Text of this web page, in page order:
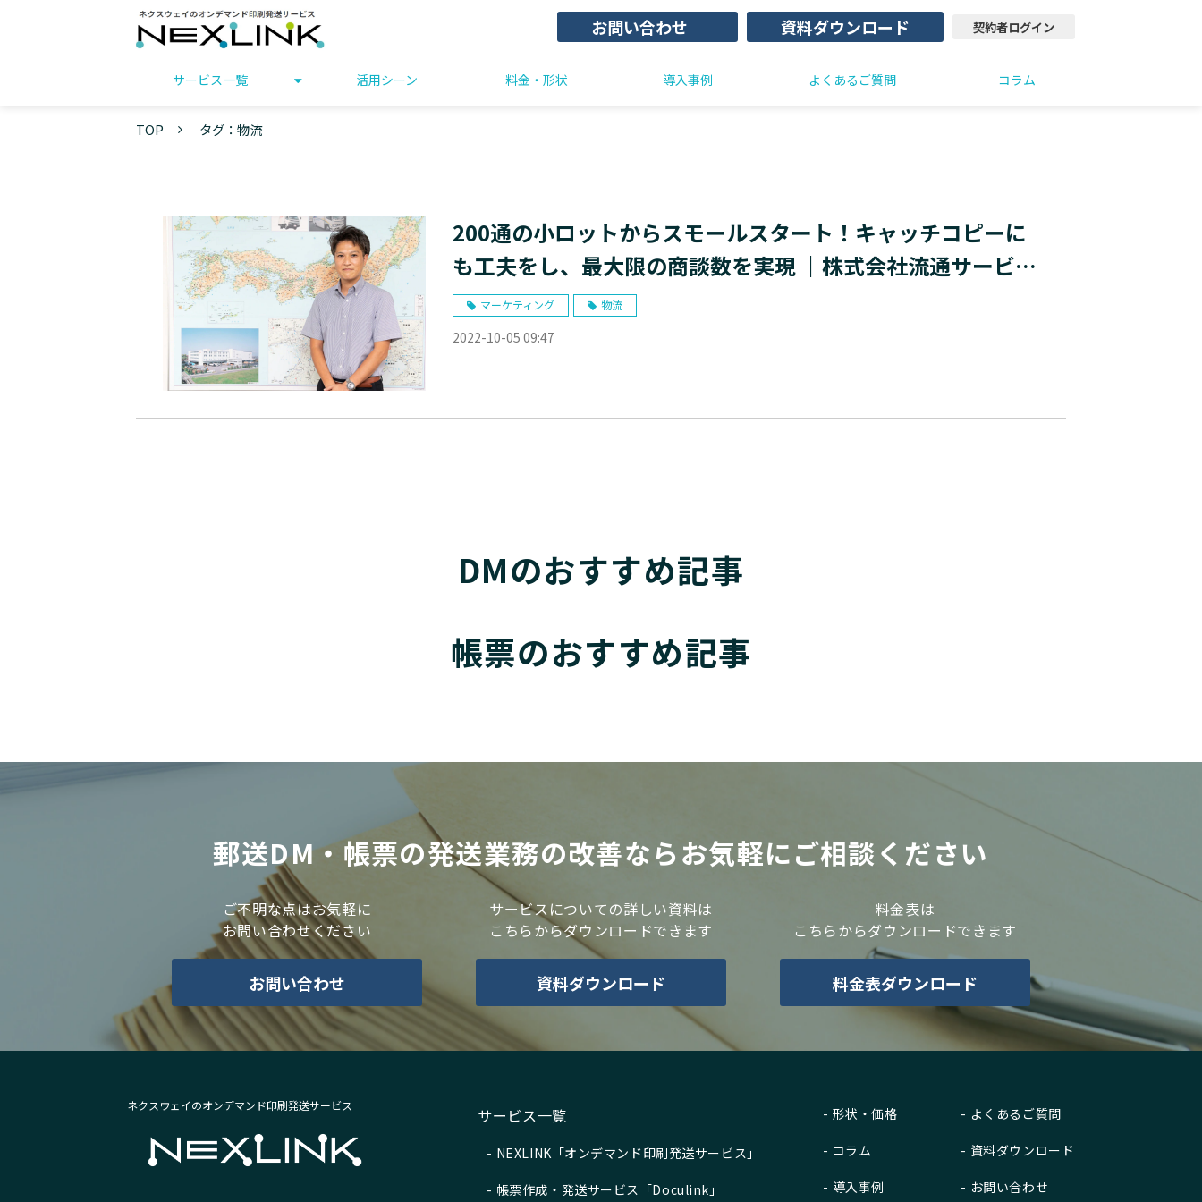
お問い合わせ 資料ダウンロード 契約者ログイン
サービス一覧 活用シーン 料金・形状 導入事例 よくあるご質問 コラム
TOP タグ：物流
200通の小ロットからスモールスタート！キャッチコピーに
も工夫をし、最大限の商談数を実現 ｜株式会社流通サービス
様 マーケティング 物流
2022-10-05 09:47
DMのおすすめ記事
帳票のおすすめ記事
郵送DM・帳票の発送業務の改善ならお気軽にご相談ください
ご不明な点はお気軽に
お問い合わせください
お問い合わせ
サービスについての詳しい資料は
こちらからダウンロードできます
資料ダウンロード
料金表は
こちらからダウンロードできます
料金表ダウンロード
ネクスウェイのオンデマンド印刷発送サービス サービス一覧
NEXLINK「オンデマンド印刷発送サービス」
帳票作成・発送サービス「Doculink」
形状・価格
コラム
導入事例
よくあるご質問
資料ダウンロード
お問い合わせ